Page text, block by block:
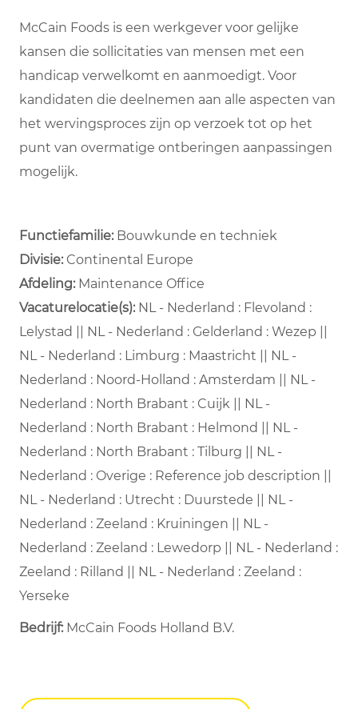
McCain Foods is een werkgever voor gelijke
kansen die sollicitaties van mensen met een
handicap verwelkomt en aanmoedigt. Voor
kandidaten die deelnemen aan alle aspecten van
het wervingsproces zijn op verzoek tot op het
punt van overmatige ontberingen aanpassingen
mogelijk.
Functiefamilie: Bouwkunde en techniek
Divisie: Continental Europe
Afdeling: ​ Maintenance Office ​
Vacaturelocatie(s):NL - Nederland : Flevoland :
Lelystad || NL - Nederland : Gelderland : Wezep ||
NL - Nederland : Limburg : Maastricht || NL -
Nederland : Noord-Holland : Amsterdam || NL -
Nederland : North Brabant : Cuijk || NL -
Nederland : North Brabant : Helmond || NL -
Nederland : North Brabant : Tilburg || NL -
Nederland : Overige : Reference job description ||
NL - Nederland : Utrecht : Duurstede || NL -
Nederland : Zeeland : Kruiningen || NL -
Nederland : Zeeland : Lewedorp || NL - Nederland :
Zeeland : Rilland || NL - Nederland : Zeeland :
Yerseke
Bedrijf: McCain Foods Holland B.V.